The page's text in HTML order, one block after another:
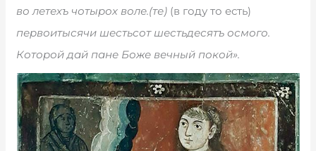
во летехъ чотырох воле.(те) (в году то есть)
первоитысячи шестьсот шестьдесятъ осмого.
Которой дай пане Боже вечный покой».